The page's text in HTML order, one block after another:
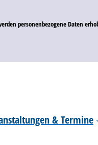
personenbezogene Daten
& Termine